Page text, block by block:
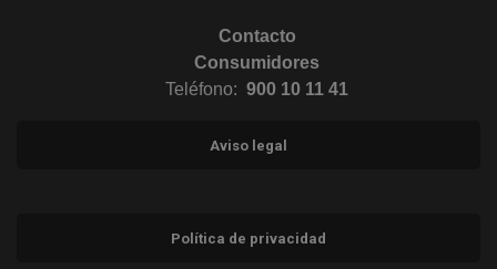
Contacto
Consumidores
Teléfono: 900 10 11 41
Aviso legal
Política de privacidad